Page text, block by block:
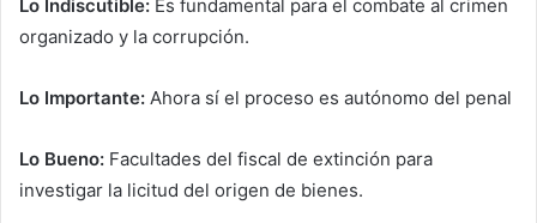
Lo Indiscutible: Es fundamental para el combate al crimen
organizado y la corrupción.
Lo Importante: Ahora sí el proceso es autónomo del penal
Lo Bueno: Facultades del fiscal de extinción para
investigar la licitud del origen de bienes.